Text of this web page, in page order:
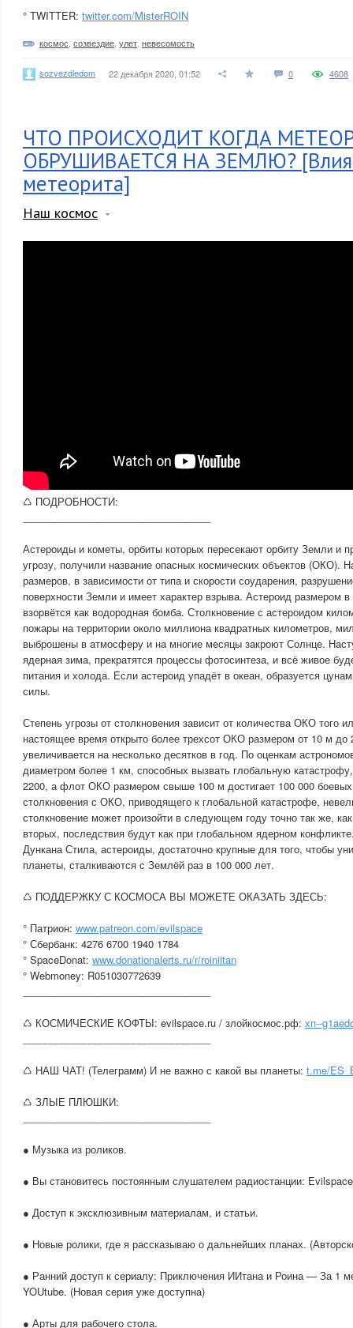
° TWITTER: twitter.com/MisterROIN
космос созвездие улет невесомость
sozvezdiedom 22 декабря 2020, 01:52 0 4608
ЧТО ПРОИСХОДИТ КОГДА
ОБРУШИВАЕТСЯ НА ЗЕМЛЮ?
метеорита]
Наш космос
♺ ПОДРОБНОСТИ:
Астероиды и кометы, орбиты которых пересекают орбиту Земли и
угрозу, получили название опасных космических объектов (ОКО).
размеров, в зависимости от типа и скорости соударения,
поверхности Земли и имеет характер взрыва. Астероид размером
взорвётся как водородная бомба. Столкновение с астероидом
пожары на территории около миллиона квадратных километров,
выброшены в атмосферу и на многие месяцы закроют Солнце.
ядерная зима, прекратятся процессы фотосинтеза, и всё живое
питания и холода. Если астероид упадёт в океан, образуется
силы.
Степень угрозы от столкновения зависит от количества ОКО того
настоящее время открыто более трехсот ОКО размером от 10 м до
увеличивается на несколько десятков в год. По оценкам
диаметром более 1 км, способных вызвать глобальную
2200, а флот ОКО размером свыше 100 м достигает 100 000 боевых
столкновения с ОКО, приводящего к глобальной катастрофе,
столкновение может произойти в следующем году точно так же,
вторых, последствия будут как при глобальном ядерном
Дункана Стила, астероиды, достаточно крупные для того, чтобы
планеты, сталкиваются с Землёй раз в 100 000 лет.
♺ ПОДДЕРЖКУ С КОСМОСА ВЫ МОЖЕТЕ ОКАЗАТЬ ЗДЕСЬ:
° Патрион: www.patreon.com/evilspace
° Сбербанк: 4276 6700 1940 1784
° SpaceDonat: www.donationalerts.ru/r/roiniitan
° Webmoney: R051030772639
♺ КОСМИЧЕСКИЕ КОФТЫ: evilspace.ru / злойкосмос.рф: xn--
♺ НАШ ЧАТ! (Телеграмм) И не важно с какой вы планеты: t.me/
♺ ЗЛЫЕ ПЛЮШКИ:
● Музыка из роликов.
● Вы становитесь постоянным слушателем радиостанции:
● Доступ к эксклюзивным материалам, и статьи.
● Новые ролики, где я рассказываю о дальнейших планах.
● Ранний доступ к сериалу: Приключения ИИтана и Роина — За 1
YOUtube. (Новая серия уже доступна)
● Арты для рабочего стола.